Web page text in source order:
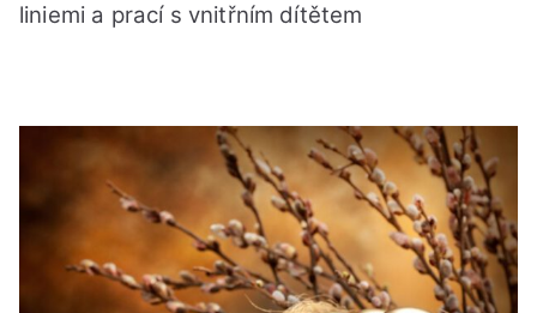
liniemi a prací s vnitřním dítětem